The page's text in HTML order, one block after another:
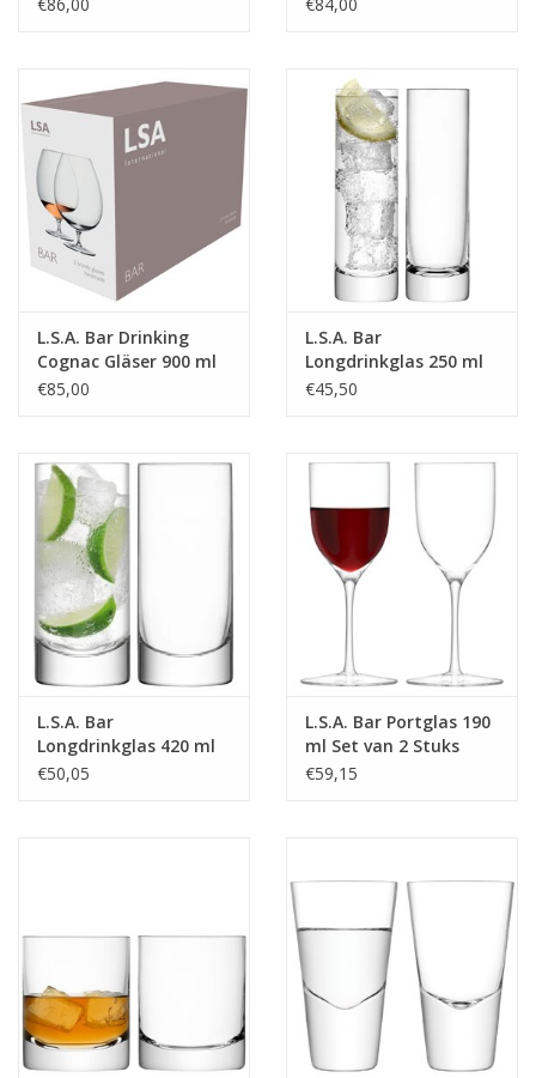
L.S.A. Bar Drinking
Cognac Gläser 900 ml
2er Set
€85,00
L.S.A. Bar
Longdrinkglas 250 ml
Set van 2 Stuks
€45,50
L.S.A. Bar
Longdrinkglas 420 ml
Set van 2 Stuks
€50,05
L.S.A. Bar Portglas 190
ml Set van 2 Stuks
€59,15